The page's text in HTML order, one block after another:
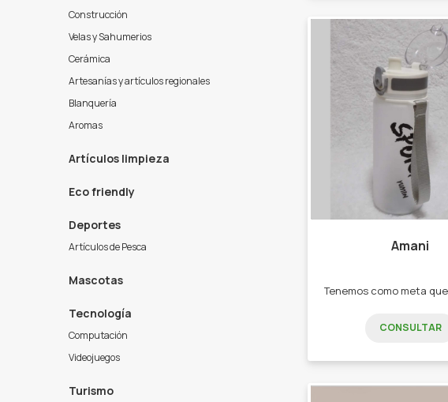
Construcción
Velas y Sahumerios
Cerámica
Artesanías y artículos regionales
Blanquería
Aromas
Artículos limpieza
Eco friendly
Deportes
Artículos de Pesca
Mascotas
Tecnología
Computación
Videojuegos
Turismo
Amani
CONSULTAR